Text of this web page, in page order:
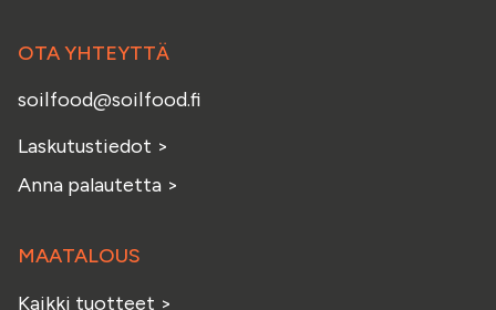
OTA YHTEYTTÄ
soilfood@soilfood.fi
Laskutustiedot >
Anna palautetta >
MAATALOUS
Kaikki tuotteet >